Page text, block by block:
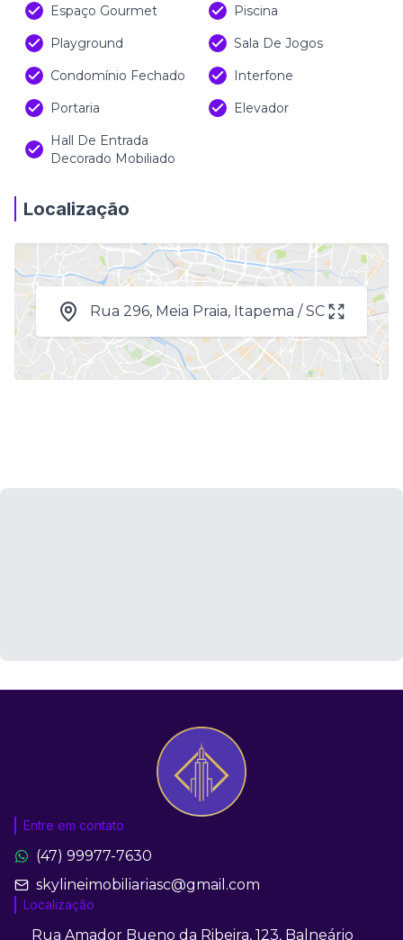
Espaço Gourmet
Piscina
Playground
Sala De Jogos
Condomínio Fechado
Interfone
Portaria
Elevador
Hall De Entrada
Decorado Mobiliado
Localização
Rua 296, Meia Praia, Itapema / SC
Entre em contato
(47) 99977-7630
skylineimobiliariasc@gmail.com
Localização
Rua Amador Bueno da Ribeira, 123, Balneário